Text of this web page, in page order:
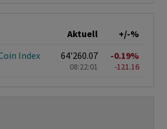
Aktuell
+/-%
Index
64'260.07
08:22:01
-0.19%
-121.16